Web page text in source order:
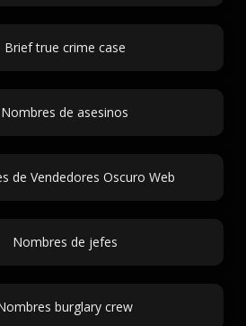
Brief true crime case
Nombres de asesinos
de Vendedores Oscuro Web
Nombres de jefes
burglary crew